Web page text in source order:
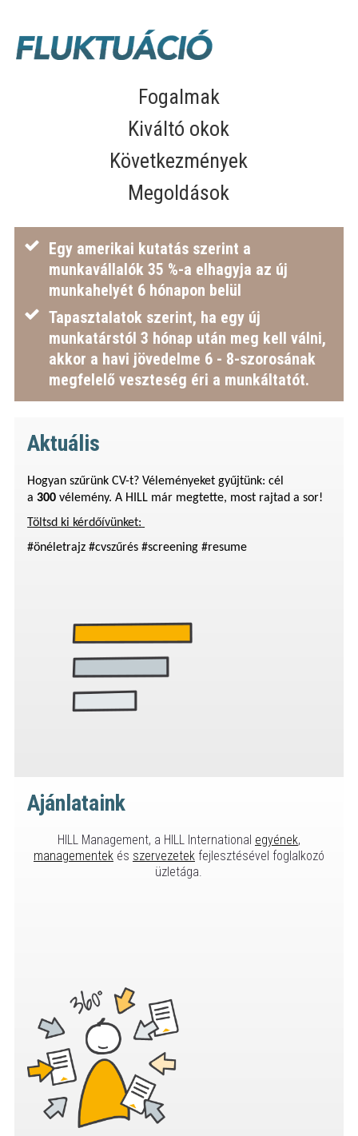
Fogalmak
Kiváltó okok
Következmények
Megoldások
Egy amerikai kutatás szerint a
munkavállalók 35 %-a elhagyja az új
munkahelyét 6 hónapon belül
Tapasztalatok szerint, ha egy új
munkatárstól 3 hónap után meg kell válni,
akkor a havi jövedelme 6 - 8-szorosának
megfelelő veszteség éri a munkáltatót.
Aktuális
Hogyan szűrünkCV-t? Véleményeket gyűjtünk: cél
a300 vélemény. A HILL már megtette, most rajtad a sor!
Töltsd ki kérdőívünket:
#önéletrajz #cvszűrés #screening #resume
Ajánlataink
HILL Management, a HILL International egyének,
managementekés szervezetekfejlesztésével foglalkozó
üzletága.